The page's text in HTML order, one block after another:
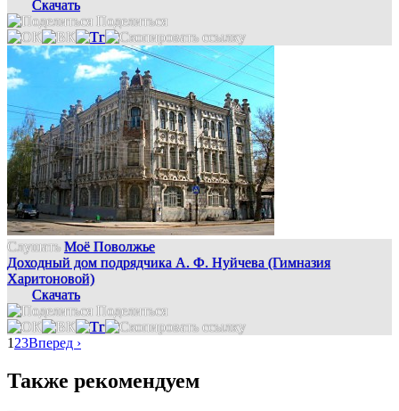
Скачать
Поделиться
Слушать Моё Поволжье
Доходный дом подрядчика А. Ф. Нуйчева (Гимназия
Харитоновой)
Скачать
Поделиться
1 23Вперед ›
Также рекомендуем